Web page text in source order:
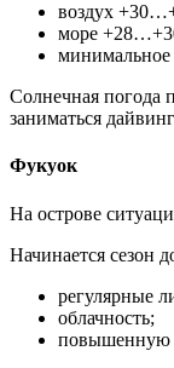
воздух
море
минимальное
Солнечная погода
заниматься
Фукуок
На острове
Начинается сезон
регулярные
облачность;
повышенную